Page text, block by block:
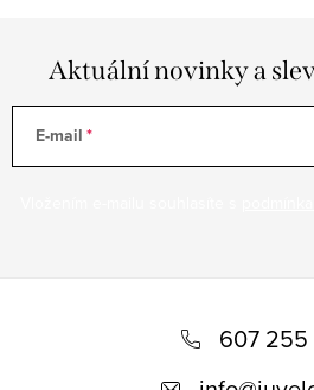
Aktuální novinky a
E-mail
607 255